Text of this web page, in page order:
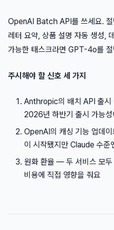
OpenAI Batch API를 쓰세요. 절
레터 요약, 상품 설명 자동 생성,
가능한 태스크라면 GPT-4o를
주시해야 할 신호 세 가지
Anthropic의 배치 API 출
2026년 하반기 출시 가능
OpenAI의 캐싱 기능 업데
이 시작됐지만 Claude 수준
원화 환율 — 두 서비스 모두
비용에 직접 영향을 줘요